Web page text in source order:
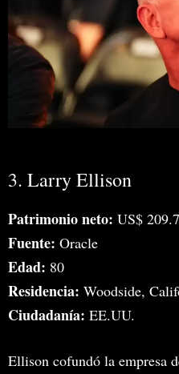
3. Larry Ellison
Patrimonio neto: US$
Fuente: Oracle
Edad: 80
Residencia: Woodside,
Ciudadanía: EE.UU.
Ellison cofundó la empresa